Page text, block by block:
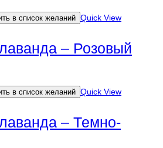
в список желаний Quick View
– Розовый
в список желаний Quick View
– Темно-